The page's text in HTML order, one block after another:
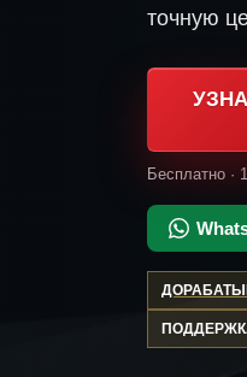
точную
Бесплатно ·